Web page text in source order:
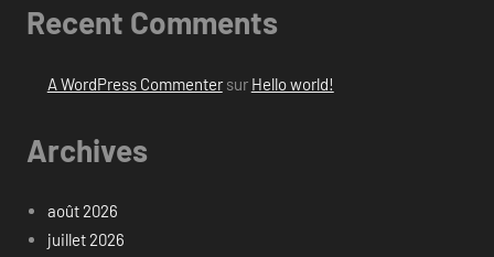
Recent Comments
A WordPress Commentersur Hello world!
Archives
août 2026
juillet 2026